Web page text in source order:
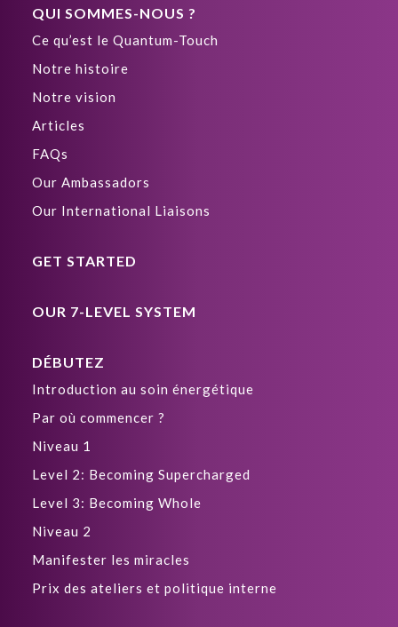
QUI SOMMES-NOUS ?
Ce qu’est le Quantum-Touch
Notre histoire
Notre vision
Articles
FAQs
Our Ambassadors
Our International Liaisons
GET STARTED
OUR 7-LEVEL SYSTEM
DÉBUTEZ
Introduction au soin énergétique
Par où commencer ?
Niveau 1
Level 2: Becoming Supercharged
Level 3: Becoming Whole
Niveau 2
Manifester les miracles
Prix des ateliers et politique interne